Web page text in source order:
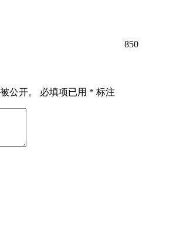
850
公开。 必填项已用 * 标注